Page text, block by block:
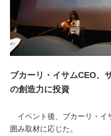
ブカーリ・イサムCEO、
の創造力に投資
イベント後、ブカーリ・イ
囲み取材に応じた。